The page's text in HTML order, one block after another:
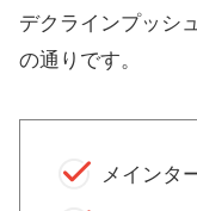
デクラインプッシ
の通りです。
メインタ